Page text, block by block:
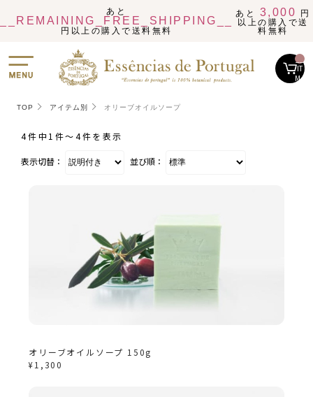
あと
__REMAINING_FREE_SHIPPING__
円以上の購入で送料無料
あと 3,000
円
以上の購入で送
料無料
__
IT
M_
TOP アイテム別 オリーブオイルソープ
表示切替： 並び順：
4件中1件〜4件を表示
オリーブオイルソープ 150g
¥1,300